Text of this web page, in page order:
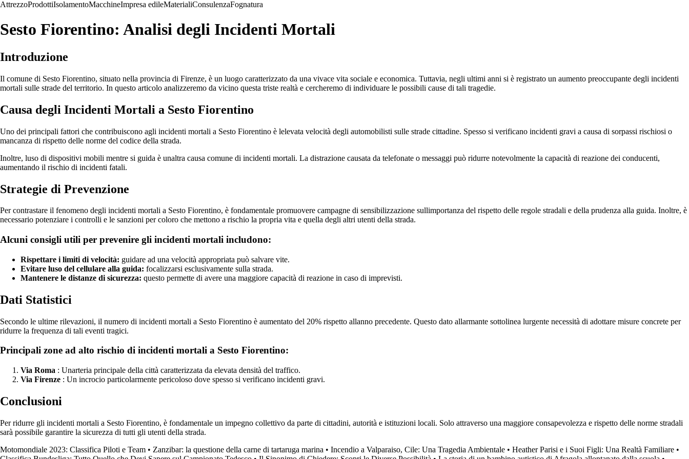
AttrezzoProdottiIsolamentoMacchineImpresa edileMaterialiConsulenzaFognatura
Sesto Fiorentino: Analisi degli Incidenti Mortali
Introduzione
Il comune di Sesto Fiorentino, situato nella provincia di Firenze, è un luogo caratterizzato da una vivace vita sociale e economica. Tuttavia, negli ultimi anni si è registrato un aumento preoccupante degli incidenti
mortali sulle strade del territorio. In questo articolo analizzeremo da vicino questa triste realtà e cercheremo di individuare le possibili cause di tali tragedie.
Causa degli Incidenti Mortali a Sesto Fiorentino
Uno dei principali fattori che contribuiscono agli incidenti mortali a Sesto Fiorentino è lelevata velocità degli automobilisti sulle strade cittadine. Spesso si verificano incidenti gravi a causa di sorpassi rischiosi o
mancanza di rispetto delle norme del codice della strada.
Inoltre, luso di dispositivi mobili mentre si guida è unaltra causa comune di incidenti mortali. La distrazione causata da telefonate o messaggi può ridurre notevolmente la capacità di reazione dei conducenti,
aumentando il rischio di incidenti fatali.
Strategie di Prevenzione
Per contrastare il fenomeno degli incidenti mortali a Sesto Fiorentino, è fondamentale promuovere campagne di sensibilizzazione sullimportanza del rispetto delle regole stradali e della prudenza alla guida. Inoltre, è
necessario potenziare i controlli e le sanzioni per coloro che mettono a rischio la propria vita e quella degli altri utenti della strada.
Alcuni consigli utili per prevenire gli incidenti mortali includono:
Rispettare i limiti di velocità: guidare ad una velocità appropriata può salvare vite.
Evitare luso del cellulare alla guida: focalizzarsi esclusivamente sulla strada.
Mantenere le distanze di sicurezza: questo permette di avere una maggiore capacità di reazione in caso di imprevisti.
Dati Statistici
Secondo le ultime rilevazioni, il numero di incidenti mortali a Sesto Fiorentino è aumentato del 20% rispetto allanno precedente. Questo dato allarmante sottolinea lurgente necessità di adottare misure concrete per
ridurre la frequenza di tali eventi tragici.
Principali zone ad alto rischio di incidenti mortali a Sesto Fiorentino:
Via Roma : Unarteria principale della città caratterizzata da elevata densità del traffico.
Via Firenze : Un incrocio particolarmente pericoloso dove spesso si verificano incidenti gravi.
Conclusioni
Per ridurre gli incidenti mortali a Sesto Fiorentino, è fondamentale un impegno collettivo da parte di cittadini, autorità e istituzioni locali. Solo attraverso una maggiore consapevolezza e rispetto delle norme stradali
sarà possibile garantire la sicurezza di tutti gli utenti della strada.
Motomondiale 2023: Classifica Piloti e Team • Zanzibar: la questione della carne di tartaruga marina • Incendio a Valparaiso, Cile: Una Tragedia Ambientale • Heather Parisi e i Suoi Figli: Una Realtà Familiare •